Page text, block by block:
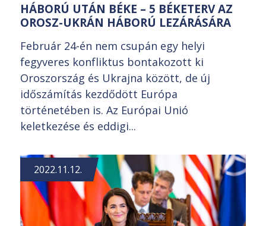
HÁBORÚ UTÁN BÉKE – 5 BÉKETERV AZ
OROSZ-UKRÁN HÁBORÚ LEZÁRÁSÁRA
Február 24-én nem csupán egy helyi
fegyveres konfliktus bontakozott ki
Oroszország és Ukrajna között, de új
időszámítás kezdődött Európa
történetében is. Az Európai Unió
keletkezése és eddigi...
2022.11.12.